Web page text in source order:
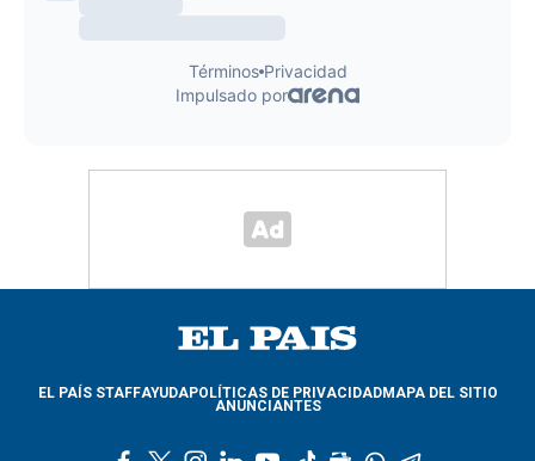
EL PAÍS STAFFAYUDAPOLÍTICAS DE PRIVACIDADMAPA DEL SITIO
ANUNCIANTES